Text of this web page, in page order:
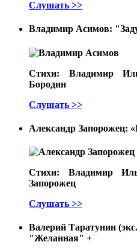
Слушать >>
Владимир Асимов:
Стихи: Владимир
Бородин
Слушать >>
Александр Запорожец:
Стихи: Владимир
Запорожец
Слушать >>
Валерий Таратунин
"Желанная" +